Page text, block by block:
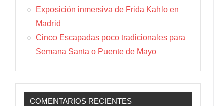
Exposición inmersiva de Frida Kahlo en
Madrid
Cinco Escapadas poco tradicionales para
Semana Santa o Puente de Mayo
COMENTARIOS RECIENTES